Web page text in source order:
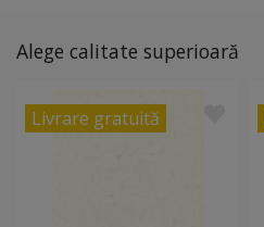
Alege calitate superioară
Livrare gratuită